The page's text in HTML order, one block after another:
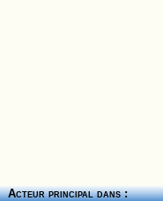
Acteur principal dans :